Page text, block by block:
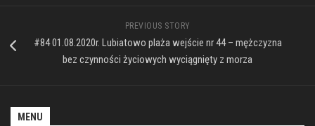
PREVIOUS STORY
#84 01.08.2020r. Lubiatowo plaża wejście nr 44 – mężczyzna
bez czynności życiowych wyciągnięty z morza
MENU